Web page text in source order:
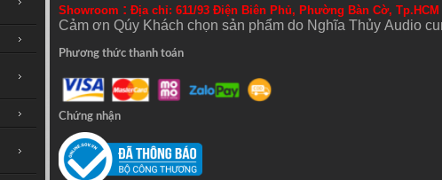
Showroom : Địa chỉ: 611/93 Điện Biên Phủ, Phường Bàn Cờ, Tp.HCM
Cảm ơn Qúy Khách chọn sản phẩm do Nghĩa Thủy Audio
Phương thức thanh toán
Chứng nhận